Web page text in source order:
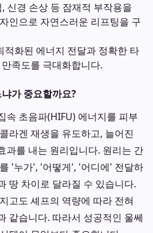
신경 손상 등 잠재적 부작용을
인으로 자연스러운 리프팅을 구
적화된 에너지 전달과 정확한 타
족도를 극대화합니다.
가 중요할까요?
속 초음파(HIFU) 에너지를 피부
라겐 재생을 유도하고, 늘어진
과를 내는 원리입니다. 원리는 간
'누가', '어떻게', '어디에' 전달하
땅 차이로 달라질 수 있습니다.
고도 셰프의 역량에 따라 전혀
같습니다. 따라서 성공적인 울쎄